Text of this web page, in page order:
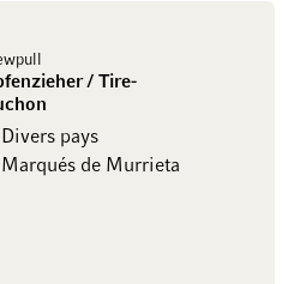
/ Tire-
Divers pays
Marqués de Murrieta